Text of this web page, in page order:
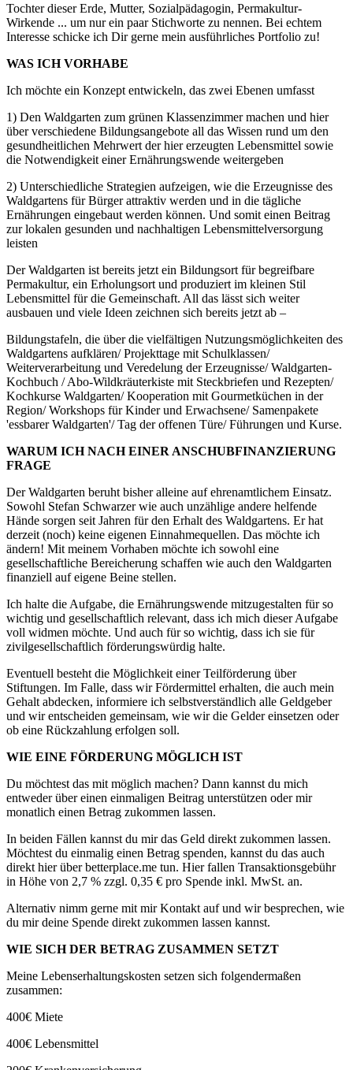
Tochter dieser Erde, Mutter, Sozialpädagogin, Permakultur-
Wirkende ... um nur ein paar Stichworte zu nennen. Bei echtem
Interesse schicke ich Dir gerne mein ausführliches Portfolio zu!
WAS ICH VORHABE
Ich möchte ein Konzept entwickeln, das zwei Ebenen umfasst
1) Den Waldgarten zum grünen Klassenzimmer machen und hier
über verschiedene Bildungsangebote all das Wissen rund um den
gesundheitlichen Mehrwert der hier erzeugten Lebensmittel sowie
die Notwendigkeit einer Ernährungswende weitergeben
2) Unterschiedliche Strategien aufzeigen, wie die Erzeugnisse des
Waldgartens für Bürger attraktiv werden und in die tägliche
Ernährungen eingebaut werden können. Und somit einen Beitrag
zur lokalen gesunden und nachhaltigen Lebensmittelversorgung
leisten
Der Waldgarten ist bereits jetzt ein Bildungsort für begreifbare
Permakultur, ein Erholungsort und produziert im kleinen Stil
Lebensmittel für die Gemeinschaft. All das lässt sich weiter
ausbauen und viele Ideen zeichnen sich bereits jetzt ab –
Bildungstafeln, die über die vielfältigen Nutzungsmöglichkeiten des
Waldgartens aufklären/ Projekttage mit Schulklassen/
Weiterverarbeitung und Veredelung der Erzeugnisse/ Waldgarten-
Kochbuch / Abo-Wildkräuterkiste mit Steckbriefen und Rezepten/
Kochkurse Waldgarten/ Kooperation mit Gourmetküchen in der
Region/ Workshops für Kinder und Erwachsene/ Samenpakete
'essbarer Waldgarten'/ Tag der offenen Türe/ Führungen und Kurse.
WARUM ICH NACH EINER ANSCHUBFINANZIERUNG
FRAGE
Der Waldgarten beruht bisher alleine auf ehrenamtlichem Einsatz.
Sowohl Stefan Schwarzer wie auch unzählige andere helfende
Hände sorgen seit Jahren für den Erhalt des Waldgartens. Er hat
derzeit (noch) keine eigenen Einnahmequellen. Das möchte ich
ändern! Mit meinem Vorhaben möchte ich sowohl eine
gesellschaftliche Bereicherung schaffen wie auch den Waldgarten
finanziell auf eigene Beine stellen.
Ich halte die Aufgabe, die Ernährungswende mitzugestalten für so
wichtig und gesellschaftlich relevant, dass ich mich dieser Aufgabe
voll widmen möchte. Und auch für so wichtig, dass ich sie für
zivilgesellschaftlich förderungswürdig halte.
Eventuell besteht die Möglichkeit einer Teilförderung über
Stiftungen. Im Falle, dass wir Fördermittel erhalten, die auch mein
Gehalt abdecken, informiere ich selbstverständlich alle Geldgeber
und wir entscheiden gemeinsam, wie wir die Gelder einsetzen oder
ob eine Rückzahlung erfolgen soll.
WIE EINE FÖRDERUNG MÖGLICH IST
Du möchtest das mit möglich machen? Dann kannst du mich
entweder über einen einmaligen Beitrag unterstützen oder mir
monatlich einen Betrag zukommen lassen.
In beiden Fällen kannst du mir das Geld direkt zukommen lassen.
Möchtest du einmalig einen Betrag spenden, kannst du das auch
direkt hier über betterplace.me tun. Hier fallen Transaktionsgebühr
in Höhe von 2,7 % zzgl. 0,35 € pro Spende inkl. MwSt. an.
Alternativ nimm gerne mit mir Kontakt auf und wir besprechen, wie
du mir deine Spende direkt zukommen lassen kannst.
WIE SICH DER BETRAG ZUSAMMEN SETZT
Meine Lebenserhaltungskosten setzen sich folgendermaßen
zusammen:
400€ Miete
400€ Lebensmittel